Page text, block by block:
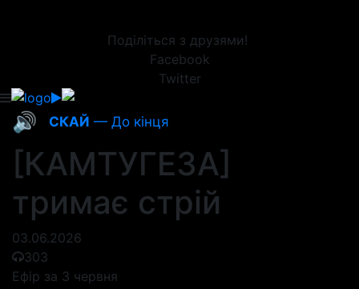
Поділіться з друзями!
Facebook
Twitter
🔊 СКАЙ — До кінця
[КАМТУГЕЗА]
тримає стрій
03.06.2026
303
Ефір за 3 червня